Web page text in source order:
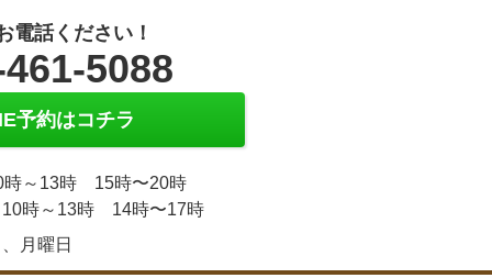
電話ください！
5088
予約はコチラ
時～13時 15時〜20時
10時～13時 14時〜17時
月曜日